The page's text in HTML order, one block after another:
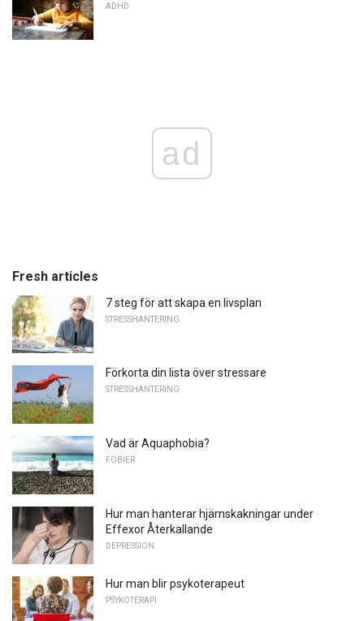
ADHD
ad
Fresh articles
7 steg för att skapa en livsplan
STRESSHANTERING
Förkorta din lista över stressare
STRESSHANTERING
Vad är Aquaphobia?
FOBIER
Hur man hanterar hjärnskakningar under
Effexor Återkallande
DEPRESSION
Hur man blir psykoterapeut
PSYKOTERAPI